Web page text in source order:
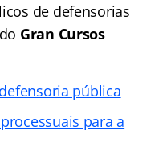
de defensorias
Gran Cursos
pública
para a